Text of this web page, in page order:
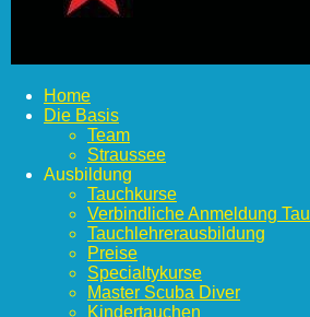
Home
Die Basis
Team
Straussee
Ausbildung
Tauchkurse
Verbindliche Anmeldung
Tauchlehrerausbildung
Preise
Specialtykurse
Master Scuba Diver
Kindertauchen